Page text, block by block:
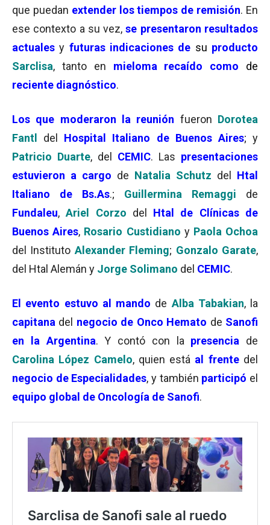
que puedan extender los tiempos de remisión. En
ese contexto a su vez,se presentaron resultados
actuales y futuras indicaciones de su producto
Sarclisa, tanto en mieloma recaído como de
reciente diagnóstico.
Los que moderaron la reunión fueron Dorotea
Fantl
del Hospital Italiano de Buenos Aires; y
Patricio Duarte, del CEMIC. Las presentaciones
estuvieron a cargo de Natalia Schutz del Htal
Italiano de Bs.As.; Guillermina Remaggi
de
Fundaleu,Ariel Corzo del Htal de Clínicas de
Buenos Aires, Rosario Custidiano y Paola Ochoa
del Instituto Alexander Fleming; Gonzalo Garate,
del Htal Alemán y Jorge Solimano del CEMIC.
El evento estuvo al mando de Alba Tabakian, la
capitana del negocio de Onco Hemato de Sanofi
en la Argentina. Y contó con la presencia de
Carolina López Camelo, quien está al frentedel
negocio de Especialidades, y también participó el
equipo global de Oncología de Sanofi.